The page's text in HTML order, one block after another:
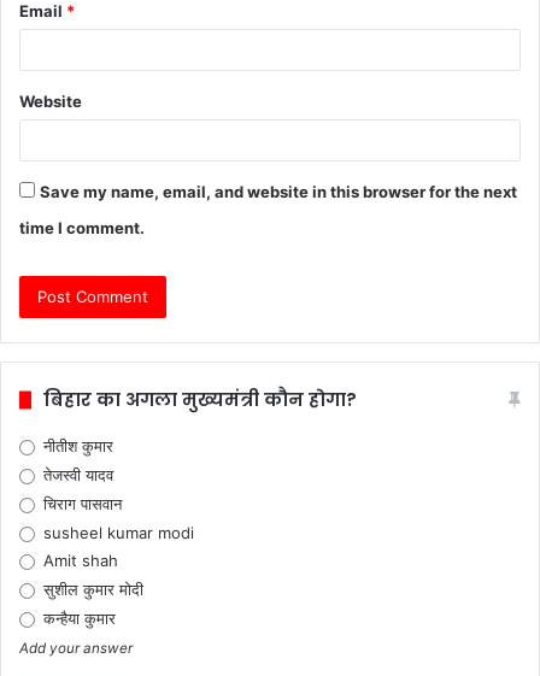
Email *
Website
Save my name, email, and website in this browser for the next
time I comment.
बिहार का अगला मुख्यमंत्री कौन होगा?
नीतीश कुमार
तेजस्वी यादव
चिराग पासवान
susheel kumar modi
Amit shah
सुशील कुमार मोदी
कन्हैया कुमार
Add your answer